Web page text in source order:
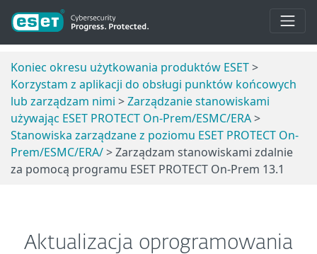
Koniec okresu użytkowania produktów ESET>
Korzystam z aplikacji do obsługi punktów końcowych
lub zarządzam nimi >Zarządzanie stanowiskami
używając ESET PROTECT On-Prem/ESMC/ERA>
Stanowiska zarządzane z poziomu ESET PROTECT On-
Prem/ESMC/ERA/> Zarządzam stanowiskami zdalnie
za pomocą programu ESET PROTECT On-Prem 13.1
Aktualizacja oprogramowania